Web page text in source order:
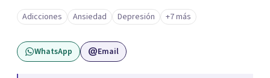
experiencias del pasado y resignificarlas, liberando su
influencia para construir un futuro con mayor libertad y
autenticidad. La terapia psicoanalítica crea un espacio de
verbalización libre y sin filtros. A través de esta
Adicciones Ansiedad Depresión +7 más
WhatsApp Email